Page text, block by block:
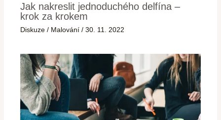
Jak nakreslit jednoduchého delfína –
krok za krokem
Diskuze / Malování /30. 11. 2022